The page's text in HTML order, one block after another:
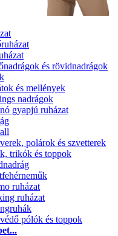
és rövidnadrágok
és mellények
nadrágok
gyapjú ruházat
polárok és szvetterek
trikók és toppok
ruházat
ruházat
pólók és toppok